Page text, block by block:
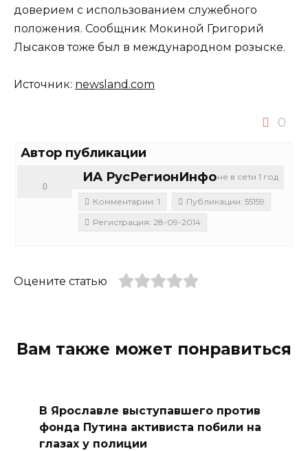
доверием с использованием служебного
положения. Сообщник Мокиной Григорий
Лысаков тоже был в международном розыске.
Источник: newsland.com
0
Автор публикации
не в сети 1 год
ИА РусРегионИнфо
0
Комментарии: 1
Публикации: 55159
Регистрация: 28-09-2014
Оцените статью
Вам также может понравиться
В Ярославле выступавшего против
фонда Путина активиста побили на
глазах у полиции